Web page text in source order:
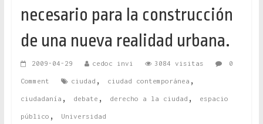
necesario para la construcción
de una nueva realidad urbana.
2009-04-29 cedoc invi 3084 visitas 0
Comment ciudad , ciudad contemporánea ,
ciudadanía , debate , derecho a la ciudad , espacio
público , Universidad